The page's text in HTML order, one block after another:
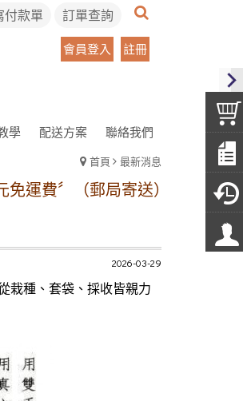
付款單 訂單查詢
會員登入 註冊
學 配送方案 聯絡我們
首頁 最新消息
費〞（郵局寄送） 冷凍宅配方
2026-03-29
栽種、套袋、採收皆親力